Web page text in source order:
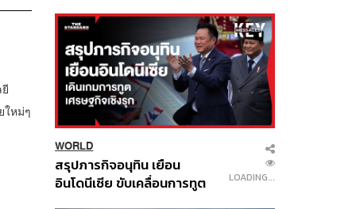
ใหม่ๆ
WORLD
สรุปภารกิจอนุทิน เยือน
อินโดนีเซีย ขับเคลื่อนการทูต
LOADING...